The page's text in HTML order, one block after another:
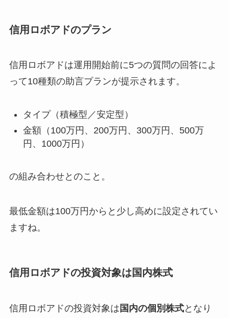
信用ロボアドのプラン
信用ロボアドは運用開始前に5つの質問の回答によ
って10種類の助言プランが提示されます。
タイプ（積極型／安定型）
金額（100万円、200万円、300万円、500万
円、1000万円）
の組み合わせとのこと。
最低金額は100万円からと少し高めに設定されてい
ますね。
信用ロボアドの投資対象は国内株式
信用ロボアドの投資対象は 国内の個別株式となり